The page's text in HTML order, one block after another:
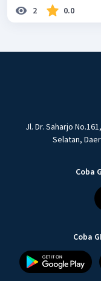
2 0.0
Jl. Dr. Saharjo
Selatan,
Coba
Coba